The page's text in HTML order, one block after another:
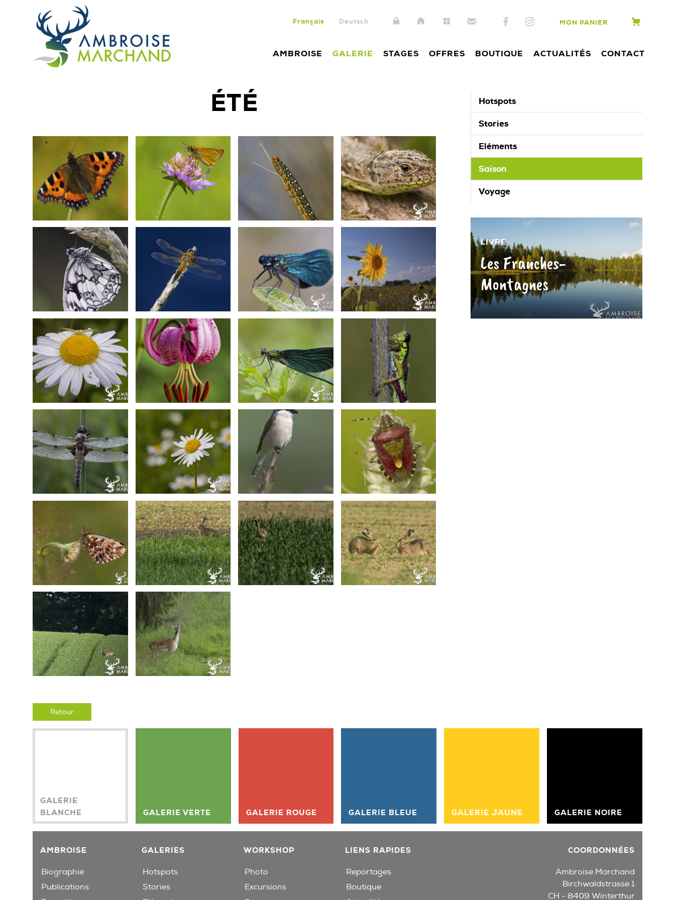
Français Deutsch MON PANIER
AMBROISE GALERIE STAGES OFFRES BOUTIQUE ACTUALITÉS CONTACT
Hotspots
Stories
Eléments
Saison
Voyage
LIVRE
Les Franches-
Montagnes
ÉTÉ
Retour
GALERIE
BLANCHE
GALERIE VERTE GALERIE ROUGE GALERIE BLEUE GALERIE JAUNE GALERIE NOIRE
AMBROISE
Biographie
Publications
GALERIES
Hotspots
Stories
WORKSHOP
Photo
Excursions
LIENS RAPIDES
Reportages
Boutique
COORDONNÉES
Ambroise Marchand
Birchwaldstrasse 1
CH - 8409 Winterthur